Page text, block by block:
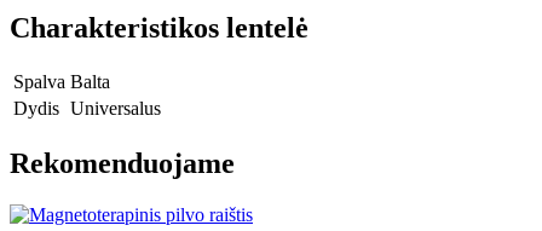
Charakteristikos lentelė
Spalva Balta
Dydis Universalus
Rekomenduojame